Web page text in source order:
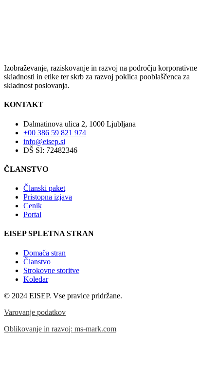
Izobraževanje, raziskovanje in razvoj na področju korporativne
skladnosti in etike ter skrb za razvoj poklica pooblaščenca za
skladnost poslovanja.
KONTAKT
Dalmatinova ulica 2, 1000 Ljubljana
+00 386 59 821 974
info@eisep.si
DŠ SI: 72482346
ČLANSTVO
Članski paket
Pristopna izjava
Cenik
Portal
EISEP SPLETNA STRAN
Domača stran
Članstvo
Strokovne storitve
Koledar
© 2024 EISEP. Vse pravice pridržane.
Varovanje podatkov
Oblikovanje in razvoj: ms-mark.com